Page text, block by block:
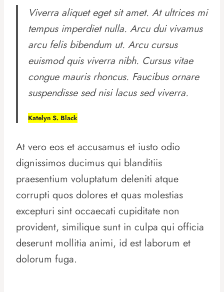
Viverra aliquet eget sit amet. At ultrices mi
tempus imperdiet nulla. Arcu dui vivamus
arcu felis bibendum ut. Arcu cursus
euismod quis viverra nibh. Cursus vitae
congue mauris rhoncus. Faucibus ornare
suspendisse sed nisi lacus sed viverra.
Katelyn S. Black
At vero eos et accusamus et iusto odio
dignissimos ducimus qui blanditiis
praesentium voluptatum deleniti atque
corrupti quos dolores et quas molestias
excepturi sint occaecati cupiditate non
provident, similique sunt in culpa qui officia
deserunt mollitia animi, id est laborum et
dolorum fuga.